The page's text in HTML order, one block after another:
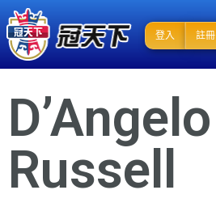
登入 註冊
D’Angelo
Russell